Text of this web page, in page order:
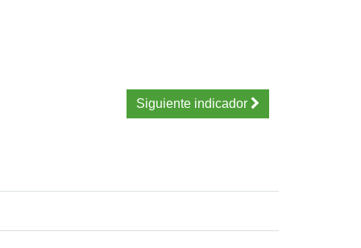
Siguiente indicador